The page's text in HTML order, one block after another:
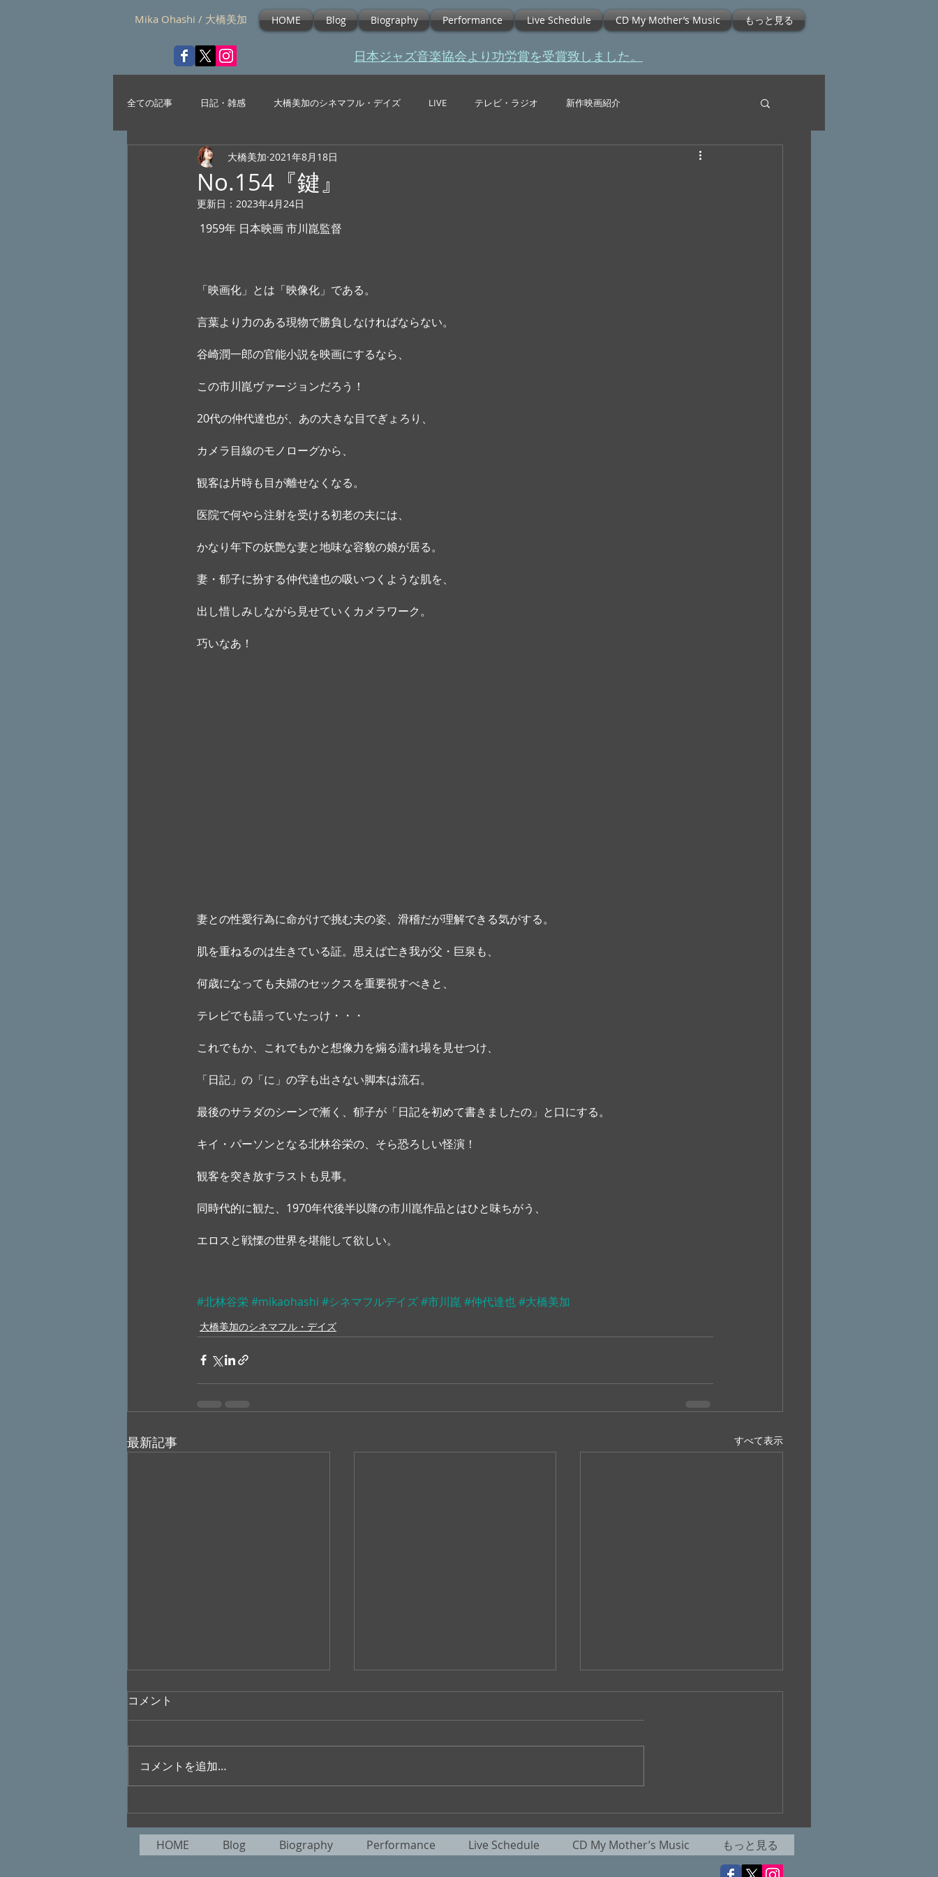
Mika Ohashi / 大橋美加 HOME Blog Biography Performance Live Schedule CD My Mother’s Music もっと見る
​日本ジャズ音楽協会より功労賞を受賞致しました。
全ての記事 日記・雑感 大橋美加のシネマフル・デイズ LIVE テレビ・ラジオ 新作映画紹介
No.154『鍵』
大橋美加 2021年8月18日
更新日： 2023年4月24日
1959年 日本映画 市川崑監督
「映画化」とは「映像化」である。
言葉より力のある現物で勝負しなければならない。
谷崎潤一郎の官能小説を映画にするなら、
この市川崑ヴァージョンだろう！
20代の仲代達也が、あの大きな目でぎょろり、
カメラ目線のモノローグから、
観客は片時も目が離せなくなる。
医院で何やら注射を受ける初老の夫には、
かなり年下の妖艶な妻と地味な容貌の娘が居る。
妻・郁子に扮する仲代達也の吸いつくような肌を、
出し惜しみしながら見せていくカメラワーク。
巧いなあ！
妻との性愛行為に命がけで挑む夫の姿、滑稽だが理解できる気がする。
肌を重ねるのは生きている証。思えば亡き我が父・巨泉も、
何歳になっても夫婦のセックスを重要視すべきと、
テレビでも語っていたっけ・・・
これでもか、これでもかと想像力を煽る濡れ場を見せつけ、
「日記」の「に」の字も出さない脚本は流石。
最後のサラダのシーンで漸く、郁子が「日記を初めて書きましたの」と口にする。
キイ・パーソンとなる北林谷栄の、そら恐ろしい怪演！
観客を突き放すラストも見事。
同時代的に観た、1970年代後半以降の市川崑作品とはひと味ちがう、
エロスと戦慄の世界を堪能して欲しい。
#北林谷栄 #mikaohashi #シネマフルデイズ#市川崑#仲代達也#大橋美加
大橋美加のシネマフル・デイズ
最新記事 すべて表示
ズ”No.401
ズ” No.400
る』
コメント
コメントを追加…
HOME Blog Biography Performance Live Schedule CD My Mother’s Music もっと見る